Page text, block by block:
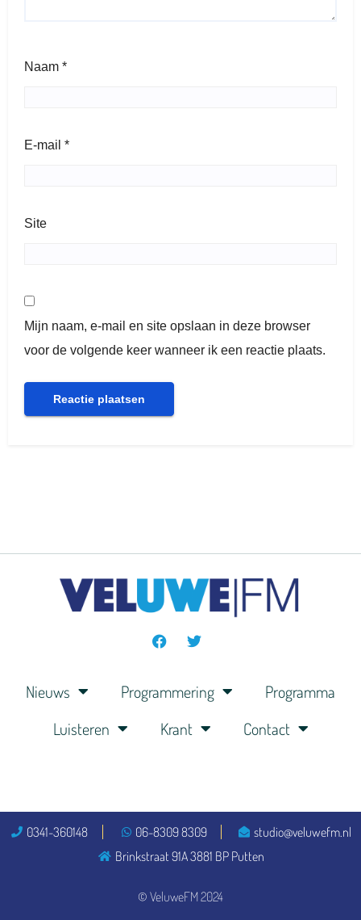
Naam *
E-mail *
Site
Mijn naam, e-mail en site opslaan in deze browser
voor de volgende keer wanneer ik een reactie plaats.
Nieuws Programmering
Programma
Luisteren
Krant Contact
© VeluweFM 2024
0341-360148 06-8309 8309
studio@veluwefm.nl
Brinkstraat 91A 3881 BP Putten